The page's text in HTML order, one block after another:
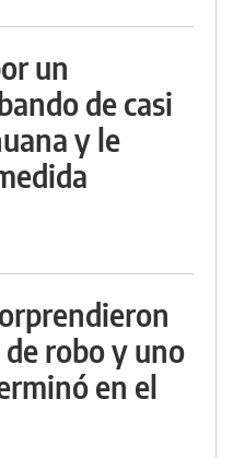
un
de casi
y le
robo y uno
en el